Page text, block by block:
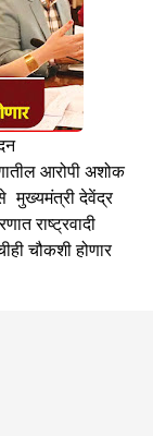
आरोपी अशोक
मुख्यमंत्री देवेंद्र
राष्ट्रवादी
चौकशी होणार